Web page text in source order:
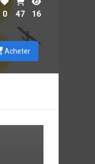
0 47 16
Acheter